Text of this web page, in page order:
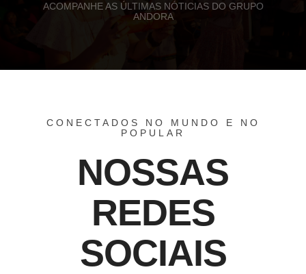
ACOMPANHE AS ÚLTIMAS NÓTICIAS DO GRUPO
ANDORA
CONECTADOS NO MUNDO E NO
POPULAR
NOSSAS
REDES
SOCIAIS